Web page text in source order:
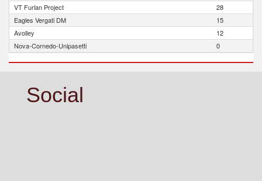
VT Furlan Project
28
Eagles Vergati DM
15
Avolley
12
Nova-Cornedo-Unipasetti
0
Social